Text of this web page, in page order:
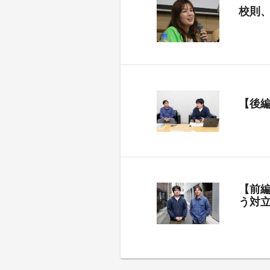
校則
【後
【前
う対